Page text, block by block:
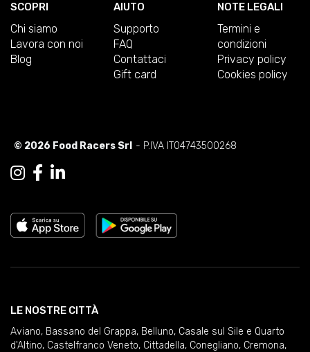
SCOPRI
Chi siamo
Lavora con noi
Blog
AIUTO
Supporto
FAQ
Contattaci
Gift card
NOTE LEGALI
Termini e
condizioni
Privacy policy
Cookies policy
© 2026 Food Racers Srl - P.IVA IT04743500268
LE NOSTRE CITTÀ
Aviano, Bassano del Grappa, Belluno, Casale sul Sile e Quarto
d'Altino, Castelfranco Veneto, Cittadella, Conegliano, Cremona,